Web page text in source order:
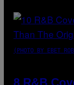
(PHOTO BY EBET
8 R&B